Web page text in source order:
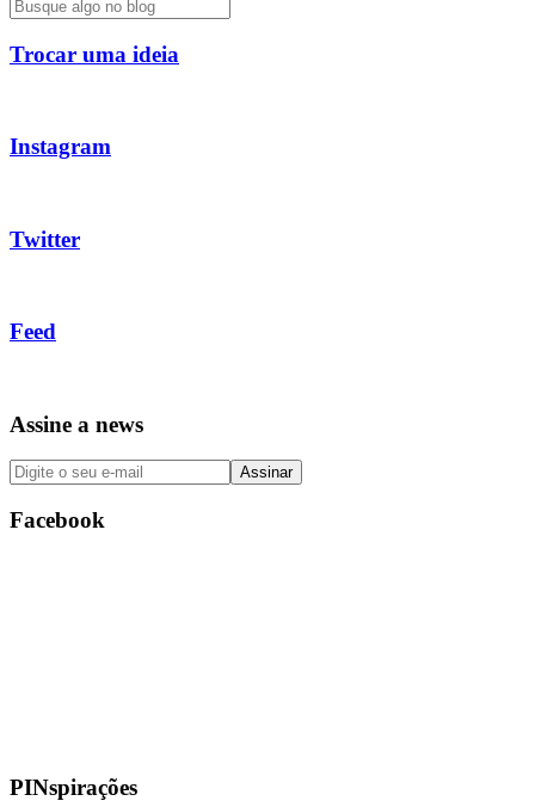
Trocar uma ideia
Instagram
Twitter
Feed
Assine a news
Facebook
PINspirações